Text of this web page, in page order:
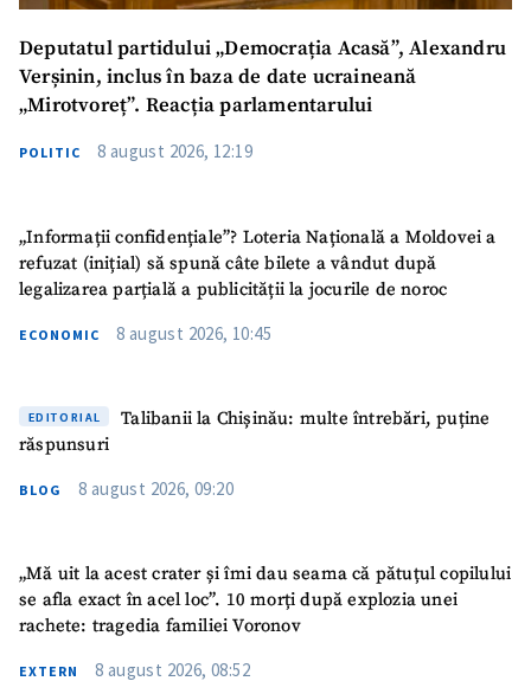
Deputatul partidului „Democrația Acasă”, Alexandru
Verșinin, inclus în baza de date ucraineană
„Mirotvoreț”. Reacția parlamentarului
POLITIC 8 august 2026, 12:19
„Informații confidențiale”? Loteria Națională a Moldovei a
refuzat (inițial) să spună câte bilete a vândut după
legalizarea parțială a publicității la jocurile de noroc
ECONOMIC 8 august 2026, 10:45
EDITORIAL
Talibanii la Chișinău: multe întrebări, puține
răspunsuri
BLOG 8 august 2026, 09:20
„Mă uit la acest crater și îmi dau seama că pătuțul copilului
se afla exact în acel loc”. 10 morți după explozia unei
rachete: tragedia familiei Voronov
EXTERN 8 august 2026, 08:52
ȘTIREA MEA
Fotografie
+ Încarcă imagine
Link media+ Link media
Mesajul știrei
+ Mesajul știrei